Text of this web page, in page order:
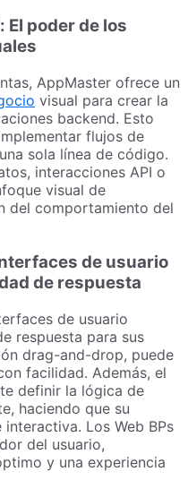
poder de los
AppMaster ofrece un
visual para crear la
backend. Esto
flujos de
sola línea de código.
interacciones API o
visual de
del comportamiento del
de usuario
de respuesta
de usuario
respuesta para sus
drag-and-drop, puede
facilidad. Además, el
definir la lógica de
haciendo que su
Los Web BPs
del usuario,
y una experiencia